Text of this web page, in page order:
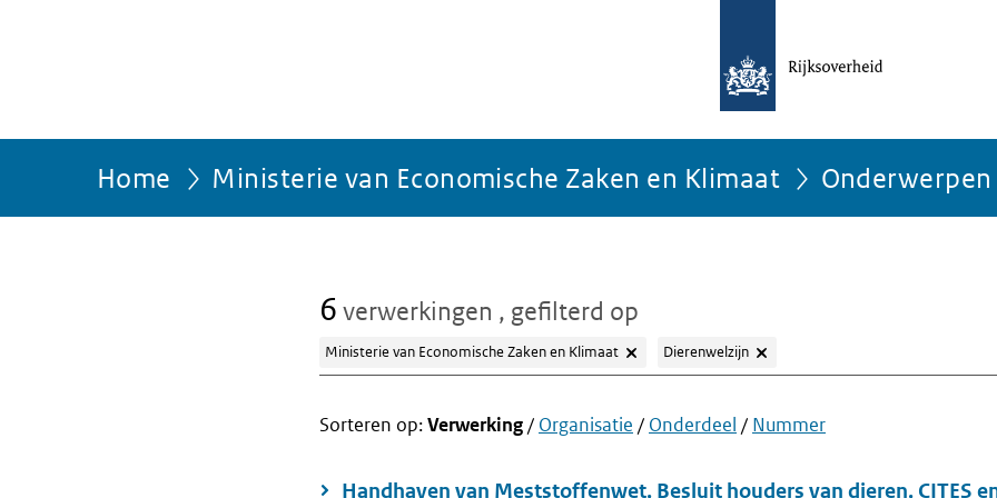
Home Ministerie van Economische Zaken en Klimaat Onderwerpen
6 verwerkingen , gefilterd op
Ministerie van Economische Zaken en Klimaat Dierenwelzijn
Sorteren op:Verwerking/ Organisatie / Onderdeel / Nummer
Handhaven van Meststoffenwet, Besluit houders van dieren, CITES